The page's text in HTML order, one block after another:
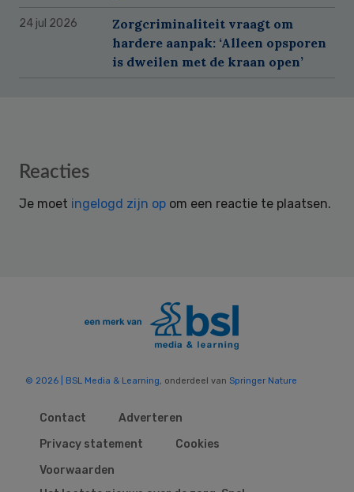
24 jul 2026
Zorgcriminaliteit vraagt om
hardere aanpak: ‘Alleen opsporen
is dweilen met de kraan open’
Reader
Reacties
Je moet ingelogd zijn op om een reactie te plaatsen.
© 2026 | BSL Media & Learning, onderdeel van Springer Nature
Contact
Adverteren
Privacy statement
Cookies
Voorwaarden